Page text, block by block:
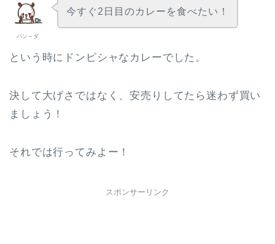
パン～ダ
今すぐ2日目のカレーを食べたい！
という時にドンピシャなカレーでした。
決して大げさではなく、安売りしてたら迷わず買い
ましょう！
それでは行ってみよー！
スポンサーリンク